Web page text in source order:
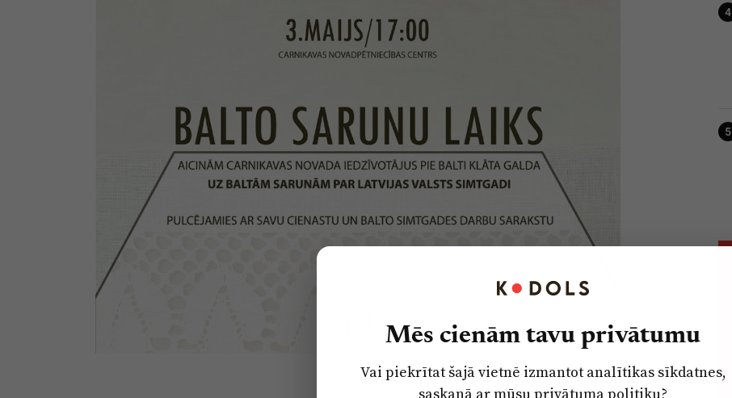
4
5
Mēs cienām tavu privātumu
Vai piekrītat šajā vietnē izmantot analītikas sīkdatnes,
saskaņā ar mūsu privātuma politiku?